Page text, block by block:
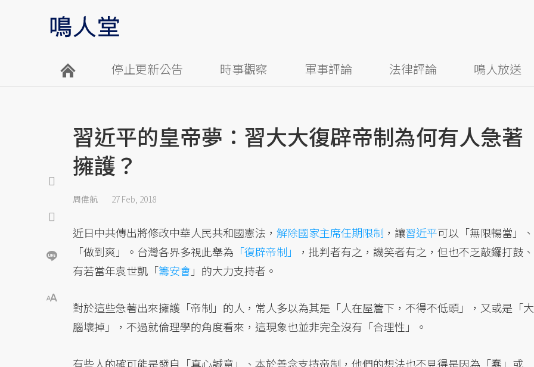
停止更新公告 時事觀察 軍事評論 法律評論 鳴人放送
習近平的皇帝夢：習大大復辟帝制為何有人急著
擁護？
周偉航 27 Feb, 2018
近日中共傳出將修改中華人民共和國憲法， 解除國家主席任期限制 ，讓習近平可以「無限暢當」、
「做到爽」。台灣各界多視此舉為 「復辟帝制」
，批判者有之，譏笑者有之，但也不乏敲鑼打鼓、
有若當年袁世凱「籌安會」的大力支持者。
對於這些急著出來擁護「帝制」的人，常人多以為其是「人在屋簷下，不得不低頭」，又或是「大
腦壞掉」，不過就倫理學的角度看來，這現象也並非完全沒有「合理性」。
有些人的確可能是發自「真心誠意」、本於善念支持帝制，他們的想法也不見得是因為「蠢」或